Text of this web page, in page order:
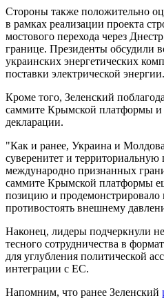
Стороны также положительно
в рамках реализации проекта
мостового перехода через
границе. Президенты обсудили
украинских энергетических
поставки электрической энергии.
Кроме того, Зеленский
саммите Крымской платформы и
декларации.
"Как и ранее, Украина и
суверенитет и территориальную
международно признанных
саммите Крымской платформы
позицию и
противостоять внешнему
Наконец, лидеры подчеркнули
тесного сотрудничества в
для углубления политической
интеграции с ЕС.
Напомним, что ранее Зеленский